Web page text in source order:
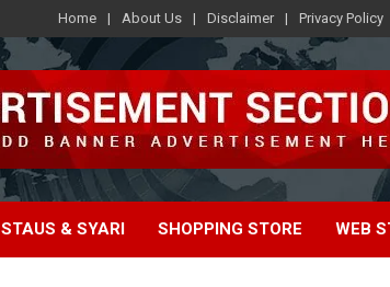
Home About Us Disclaimer Privacy Policy
STAUS & SYARI SHOPPING STORE WEB